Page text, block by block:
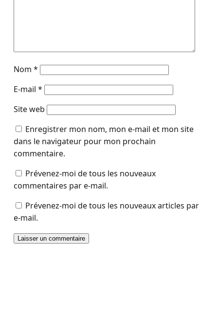
Nom *
E-mail *
Site web
Enregistrer mon nom, mon e-mail et mon site
dans le navigateur pour mon prochain
commentaire.
Prévenez-moi de tous les nouveaux
commentaires par e-mail.
Prévenez-moi de tous les nouveaux articles par
e-mail.